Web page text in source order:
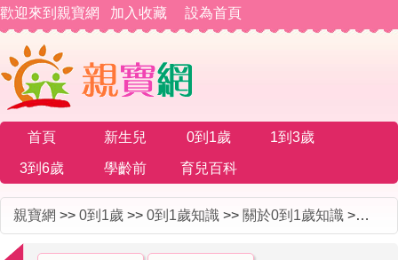
歡迎來到親寶網 加入收藏 設為首頁
首頁 新生兒 0到1歲 1到3歲
3到6歲 學齡前 育兒百科
親寶網 >> 0到1歲 >> 0到1歲知識 >> 關於0到1歲知識 >> 護理流鼻涕的寶寶 爸媽要多費心思